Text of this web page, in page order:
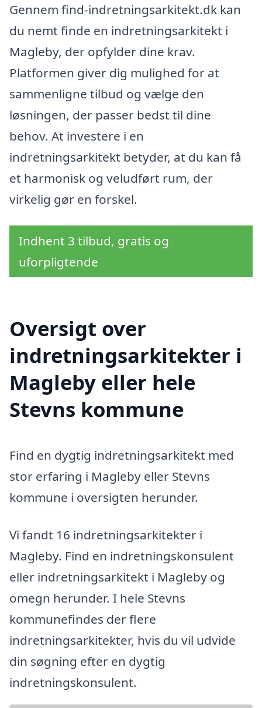
Gennem find-indretningsarkitekt.dk kan
du nemt finde en indretningsarkitekt i
Magleby, der opfylder dine krav.
Platformen giver dig mulighed for at
sammenligne tilbud og vælge den
løsningen, der passer bedst til dine
behov. At investere i en
indretningsarkitekt betyder, at du kan få
et harmonisk og veludført rum, der
virkelig gør en forskel.
Indhent 3 tilbud, gratis og
uforpligtende
Oversigt over
indretningsarkitekter i
Magleby eller hele
Stevns kommune
Find en dygtig indretningsarkitekt med
stor erfaring i Magleby eller Stevns
kommune i oversigten herunder.
Vi fandt 16 indretningsarkitekter i
Magleby. Find en indretningskonsulent
eller indretningsarkitekt i Magleby og
omegn herunder. I hele Stevns
kommunefindes der flere
indretningsarkitekter, hvis du vil udvide
din søgning efter en dygtig
indretningskonsulent.